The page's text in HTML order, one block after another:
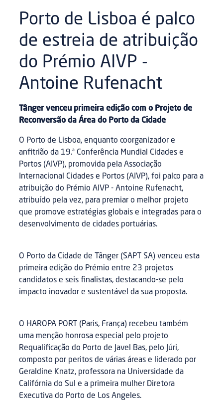
Porto de Lisboa é palco
de estreia de atribuição
do Prémio AIVP -
Antoine Rufenacht
Tânger venceu primeira edição com o Projeto de
Reconversão da Área do Porto da Cidade
O Porto de Lisboa, enquanto coorganizador e
anfitrião da 19.ª Conferência Mundial Cidades e
Portos (AIVP), promovida pela Associação
Internacional Cidades e Portos (AIVP), foi palco para a
atribuição do Prémio AIVP - Antoine Rufenacht,
atribuído pela vez, para premiar o melhor projeto
que promove estratégias globais e integradas para o
desenvolvimento de cidades portuárias.
O Porto da Cidade de Tânger (SAPT SA) venceu esta
primeira edição do Prémio entre 23 projetos
candidatos e seis finalistas, destacando-se pelo
impacto inovador e sustentável da sua proposta.
O HAROPA PORT (Paris, França) recebeu também
uma menção honrosa especial pelo projeto
Requalificação do Porto de Javel Bas, pelo Júri,
composto por peritos de várias áreas e liderado por
Geraldine Knatz, professora na Universidade da
Califórnia do Sul e a primeira mulher Diretora
Executiva do Porto de Los Angeles.